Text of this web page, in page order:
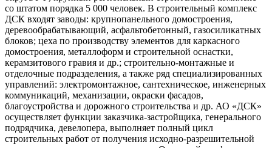
со штатом порядка 5 000 человек. В строительный комплекс
ДСК входят заводы: крупнопанельного домостроения,
деревообрабатывающий, асфальтобетонный, газосиликатных
блоков; цеха по производству элементов для каркасного
домостроения, металлоформ и строительной оснастки,
керамзитового гравия и др.; строительно-монтажные и
отделочные подразделения, а также ряд специализированных
управлений: электромонтажное, сантехническое, инженерных
коммуникаций, механизации, окраски фасадов,
благоустройства и дорожного строительства и др. АО «ДСК»
осуществляет функции заказчика-застройщика, генерального
подрядчика, девелопера, выполняет полный цикл
строительных работ от получения исходно-разрешительной